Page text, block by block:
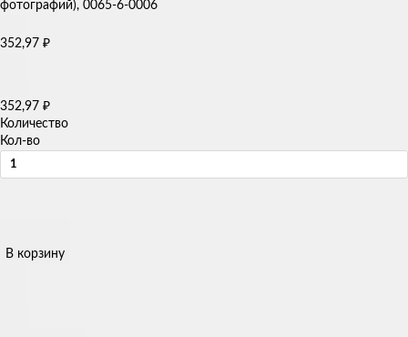
352,97 ₽
352,97 ₽
Количество
Кол-во
В корзину